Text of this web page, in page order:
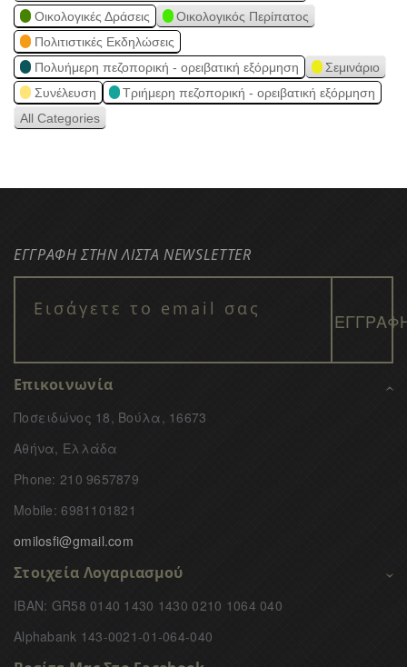
Οικολογικές Δράσεις
Οικολογικός Περίπατος
Πολιτιστικές Εκδηλώσεις
Πολυήμερη πεζοπορική - ορειβατική εξόρμηση
Σεμινάριο
Συνέλευση
Τριήμερη πεζοπορική - ορειβατική εξόρμηση
All Categories
ΕΓΓΡΑΦΗ ΣΤΗΝ ΛΙΣΤΑ NEWSLETTER
Επικοινωνία
Ποσειδώνος 18, Βούλα, 16673
Αθήνα, Ελλάδα
Phone: 210 9657879
Mobile: 6981101821
omilosfi@gmail.com
Στοιχεία Λογαριασμού
IBAN: GR58 0140 1430 1430 0210 1064 040
Alphabank 143-0021-01-064-040